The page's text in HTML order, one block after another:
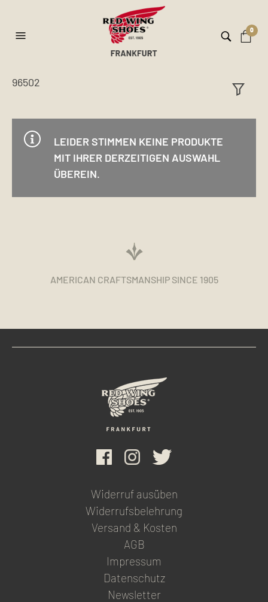
0
er
96502
LEIDER STIMMEN KEINE PRODUKTE
MIT IHRER DERZEITIGEN AUSWAHL
ÜBEREIN.
AMERICAN CRAFTSMANSHIP SINCE 1905
Widerruf ausüben
Widerrufsbelehrung
Versand & Kosten
AGB
Impressum
Datenschutz
Newsletter